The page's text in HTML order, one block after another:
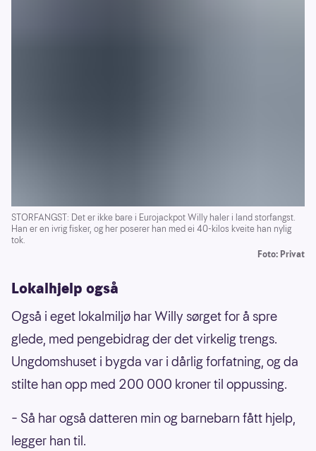
STORFANGST: Det er ikke bare i Eurojackpot Willy haler i land storfangst.
Han er en ivrig fisker, og her poserer han med ei 40-kilos kveite han nylig
tok.
Foto: Privat
Lokalhjelp også
Også i eget lokalmiljø har Willy sørget for å spre
glede, med pengebidrag der det virkelig trengs.
Ungdomshuset i bygda var i dårlig forfatning, og da
stilte han opp med 200 000 kroner til oppussing.
– Så har også datteren min og barnebarn fått hjelp,
legger han til.